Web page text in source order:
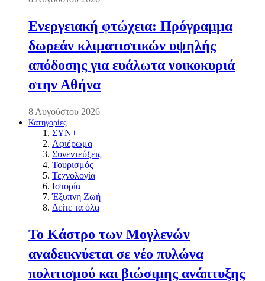
Ενεργειακή φτώχεια: Πρόγραμμα
δωρεάν κλιματιστικών υψηλής
απόδοσης για ευάλωτα νοικοκυριά
στην Αθήνα
8 Αυγούστου 2026
Κατηγορίες
ΣΥΝ+
Αφιέρωμα
Συνεντεύξεις
Τουρισμός
Τεχνολογία
Ιστορία
Έξυπνη Ζωή
Δείτε τα όλα
Το Κάστρο των Μογλενών
αναδεικνύεται σε νέο πυλώνα
πολιτισμού και βιώσιμης ανάπτυξης